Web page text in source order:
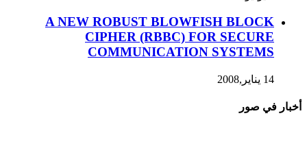
A NEW ROBUST BLOWFISH BLOCK
CIPHER (RBBC) FOR SECURE
COMMUNICATION SYSTEMS
14 يناير,2008
أخبار في صور